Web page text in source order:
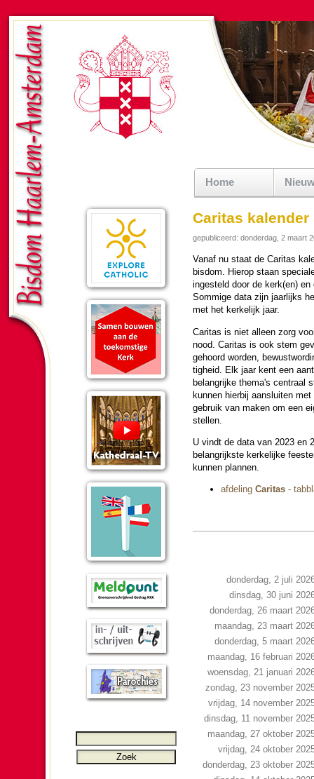
Home
Caritas kalender
gepubliceerd: donderdag, 2 maart
Vanaf nu staat de Caritas
bisdom. Hierop staan
inge­steld door de kerk(en)
Som­mi­ge data zijn jaar­lijks
met het ker­ke­lijk jaar.
Caritas is niet alleen zorg
nood. Caritas is ook stem
gehoord wor­den,
tig­heid. Elk jaar kent een
be­lang­rijke thema's centraal
kunnen hierbij aan­slui­ten
gebruik van maken om een
stellen.
U vindt de data van 2023 en
be­lang­rijk­ste ker­ke­lijke
kunnen plannen.
afdeling Caritas -
donderdag, 2 juli
dinsdag, 30 juni
donderdag, 26 maart
maandag, 23 maart
donderdag, 5 maart
maandag, 16 februari
woensdag, 21 januari
zondag, 23 november
vrijdag, 14 november
dinsdag, 11 november
maandag, 27 oktober
vrijdag, 24 oktober
donderdag, 23 oktober